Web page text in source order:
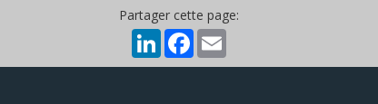
Partager cette page:
LinkedInFacebook